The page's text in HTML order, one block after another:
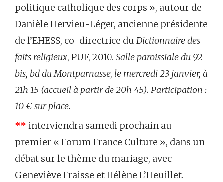
politique catholique des corps », autour de
Danièle Hervieu-Léger, ancienne présidente
de l’EHESS, co-directrice du Dictionnaire des
faits religieux, PUF, 2010. Salle paroissiale du 92
bis, bd du Montparnasse, le mercredi 23 janvier, à
21h 15 (accueil à partir de 20h 45). Participation :
10 € sur place.
** interviendra samedi prochain au
premier « Forum France Culture », dans un
débat sur le thème du mariage, avec
Geneviève Fraisse et Hélène L’Heuillet.